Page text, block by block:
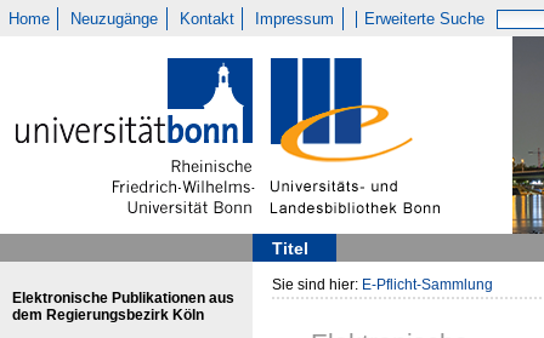
Home Neuzugänge Kontakt Impressum Erweiterte Suche
Titel
Elektronische Publikationen aus
dem Regierungsbezirk Köln
Sie sind hier: E-Pflicht-Sammlung